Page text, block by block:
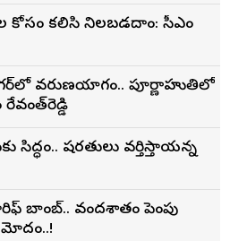
కోసం కలిసి నిలబడదాం: సీఎం
వరుణయాగం.. పూర్ణాహుతిలో
సిద్ధం.. షరతులు వర్తిస్తాయన్న
బాంబ్.. వందశాతం పెంపు